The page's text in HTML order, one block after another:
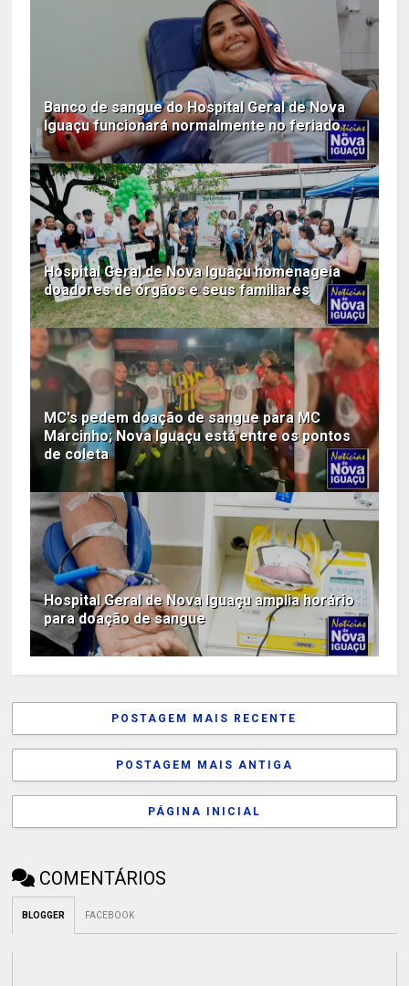
Banco de sangue do Hospital Geral de Nova
Iguaçu funcionará normalmente no feriado
Hospital Geral de Nova Iguaçu homenageia
doadores de órgãos e seus familiares
MC's pedem doação de sangue para MC
Marcinho; Nova Iguaçu está entre os pontos
de coleta
Hospital Geral de Nova Iguaçu amplia horário
para doação de sangue
POSTAGEM MAIS RECENTE
POSTAGEM MAIS ANTIGA
PÁGINA INICIAL
COMENTÁRIOS
BLOGGER FACEBOOK